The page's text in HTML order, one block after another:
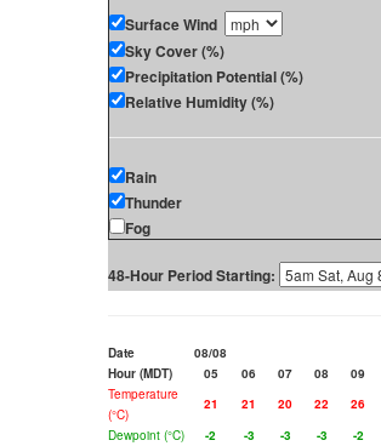
Surface Wind
Sky Cover (%)
Precipitation Potential (%)
Relative Humidity (%)
Rain
Thunder
Fog
48-Hour Period Starting:
Date 08/08
Hour (MDT)
05 06 07 08 09
Temperature
(°C)
21 21 20 22 26
Dewpoint (°C)
-2 -3 -3 -3 -2